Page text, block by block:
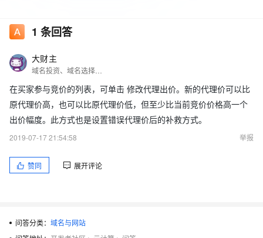
1 条回答
大财主
在买家参与竞价的列表，可单击 修改代理出价。新的代理价可以比
原代理价高，也可以比原代理价低，但至少比当前竞价价格高一个
出价幅度。此方式也是设置错误代理价后的补救方式。
2019-07-17 21:54:58
举报
赞同 展开评论
问答分类： 域名与网站